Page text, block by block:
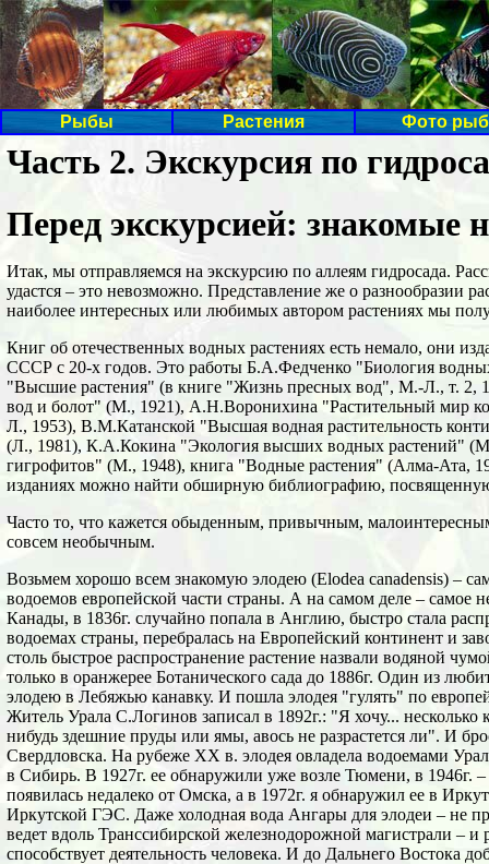
Рыбы Растения Фото рыб
Часть 2. Экскурсия по
Перед экскурсией: знакомые
Итак, мы отправляемся на экскурсию по аллеям гидросада.
удастся – это невозможно. Представление же о разнообразии
наиболее интересных или любимых автором растениях мы
Книг об отечественных водных растениях есть немало, они
СССР с 20-х годов. Это работы Б.А.Федченко "Биология
"Высшие растения" (в книге "Жизнь пресных вод", М.-Л., т.
вод и болот" (М., 1921), А.Н.Воронихина "Растительный мир
Л., 1953), В.М.Катанской "Высшая водная растительность
(Л., 1981), К.А.Кокина "Экология высших водных растений"
гигрофитов" (М., 1948), книга "Водные растения" (Алма-Ата,
изданиях можно найти обширную библиографию,
Часто то, что кажется обыденным, привычным,
совсем необычным.
Возьмем хорошо всем знакомую элодею (Elodea саnadensis) –
водоемов европейской части страны. А на самом деле – самое
Канады, в 1836г. случайно попала в Англию, быстро стала
водоемах страны, перебралась на Европейский континент и
столь быстрое распространение растение назвали водяной
только в оранжерее Ботанического сада до 1886г. Один из
элодею в Лебяжью канавку. И пошла элодея "гулять" по
Житель Урала С.Логинов записал в 1892г.: "Я хочу... несколько
нибудь здешние пруды или ямы, авось не разрастется ли". И
Свердловска. На рубеже XX в. элодея овладела водоемами
в Сибирь. В 1927г. ее обнаружили уже возле Тюмени, в 1946г.
появилась недалеко от Омска, а в 1972г. я обнаружил ее в
Иркутской ГЭС. Даже холодная вода Ангары для элодеи – не
ведет вдоль Транссибирской железнодорожной магистрали – и
способствует деятельность человека. И до Дальнего Востока